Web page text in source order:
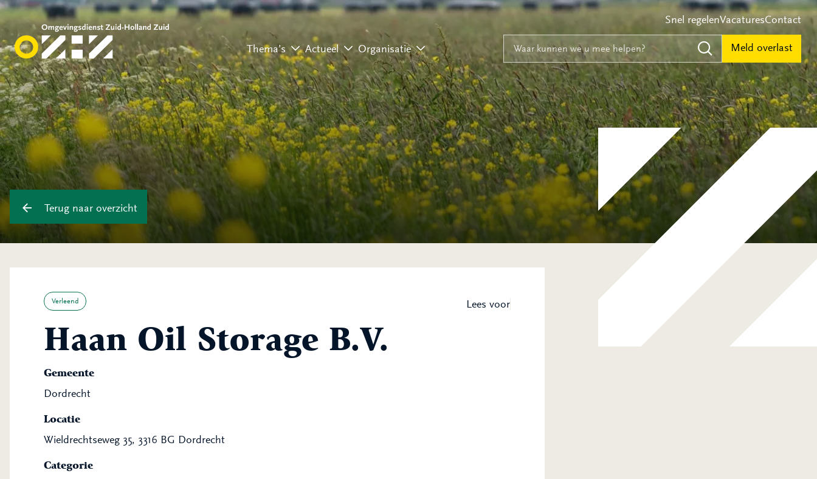
Naar inhoud
Naar navigatie
Snel regelenVacaturesContact
Thema’s Actueel Organisatie
Waar kunnen we u mee helpen?
Zoeken
Meld overlast
Terug naar overzicht
Lees voor
Verleend
Haan Oil Storage B.V.
Gemeente
Dordrecht
Locatie
Wieldrechtseweg 35, 3316 BG Dordrecht
Categorie